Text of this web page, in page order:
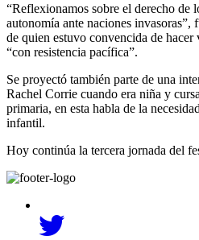
“Reflexionamos sobre el derecho de
autonomía ante naciones invasoras”,
de quien estuvo convencida de hacer
“con resistencia pacífica”.
Se proyectó también parte de una
Rachel Corrie cuando era niña y
primaria, en esta habla de la
infantil.
Hoy continúa la tercera jornada del